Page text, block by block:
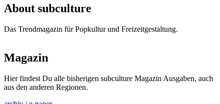
About subculture
Das Trendmagazin für Popkultur und Freizeitgestaltung.
Magazin
Hier findest Du alle bisherigen subculture Magazin Ausgaben, auch
aus den anderen Regionen.